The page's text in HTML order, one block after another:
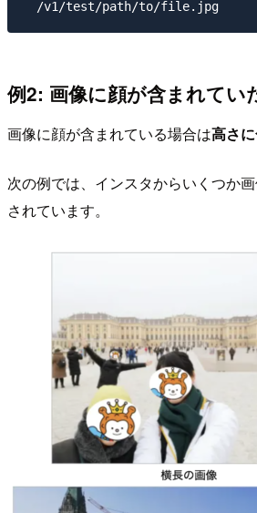
例2: 画像に顔が含まれてい
画像に顔が含まれている場合は高さ
次の例では、インスタからいくつか
されています。